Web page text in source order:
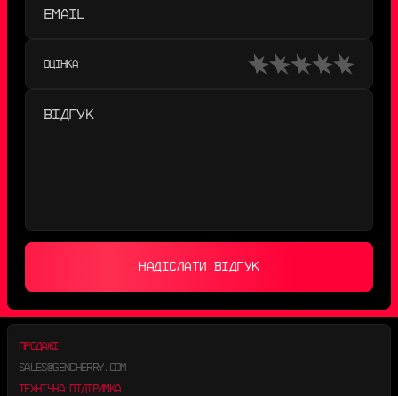
ОЦІНКА
НАДІСЛАТИ ВІДГУК
ПРОДАЖІ
SALES@GENCHERRY.COM
ТЕХНІЧНА ПІДТРИМКА